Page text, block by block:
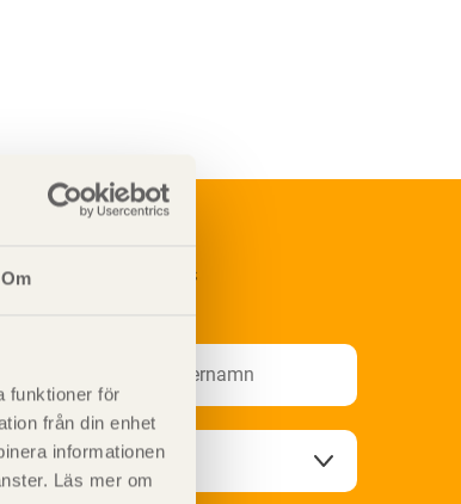
Om
funktioner för
från din enhet
informationen
Läs mer om
på Svenskt Träs